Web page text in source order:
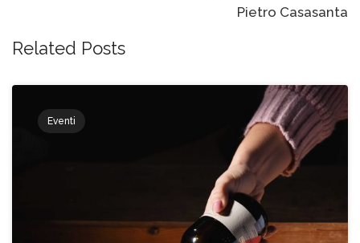
Pietro Casasanta
Related Posts
Eventi